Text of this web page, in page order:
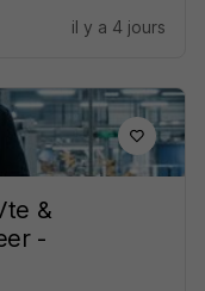
il y a 4 jours
&
-